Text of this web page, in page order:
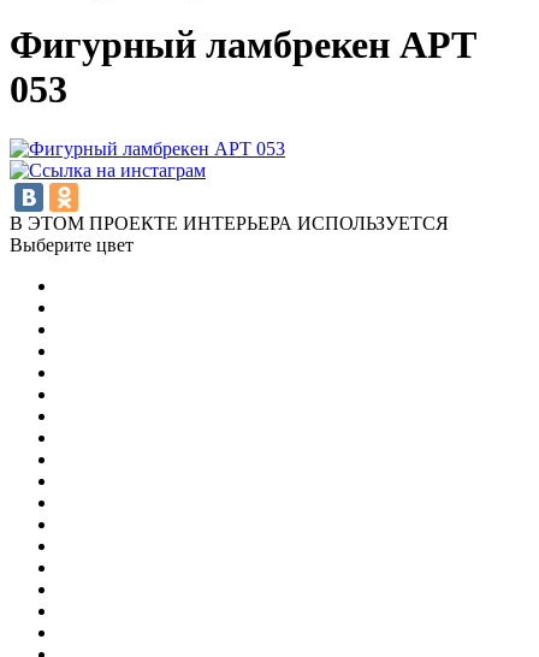
Фигурный ламбрекен АРТ
053
В ЭТОМ ПРОЕКТЕ ИНТЕРЬЕРА ИСПОЛЬЗУЕТСЯ
Выберите цвет